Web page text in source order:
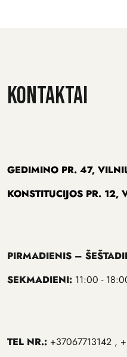
KONTAKTAI
GEDIMINO PR. 47,
KONSTITUCIJOS PR. 12,
PIRMADIENIS –
SEKMADIENI: 11:00 -
TEL NR.: +37067713142 ,